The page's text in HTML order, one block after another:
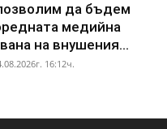
да бъдем
медийна
на внушения...
16:12ч.